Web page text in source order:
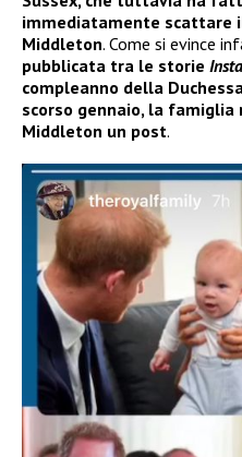
immediatamente scattare
Middleton. Come si evince
pubblicata tra le storie
compleanno della
scorso gennaio, la
Middleton un post.